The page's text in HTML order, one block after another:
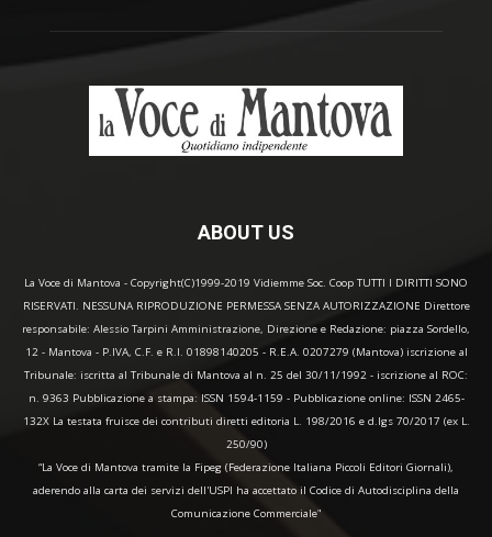
ABOUT US
La Voce di Mantova - Copyright(C)1999-2019 Vidiemme Soc. Coop TUTTI I DIRITTI SONO
RISERVATI. NESSUNA RIPRODUZIONE PERMESSA SENZA AUTORIZZAZIONE Direttore
responsabile: Alessio Tarpini Amministrazione, Direzione e Redazione: piazza Sordello,
12 - Mantova - P.IVA, C.F. e R.I. 01898140205 - R.E.A. 0207279 (Mantova) iscrizione al
Tribunale: iscritta al Tribunale di Mantova al n. 25 del 30/11/1992 - iscrizione al ROC:
n. 9363 Pubblicazione a stampa: ISSN 1594-1159 - Pubblicazione online: ISSN 2465-
132X La testata fruisce dei contributi diretti editoria L. 198/2016 e d.lgs 70/2017 (ex L.
250/90)
“La Voce di Mantova tramite la Fipeg (Federazione Italiana Piccoli Editori Giornali),
aderendo alla carta dei servizi dell'USPI ha accettato il Codice di Autodisciplina della
Comunicazione Commerciale"